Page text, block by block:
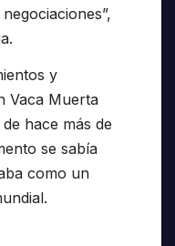
y
Vaca Muerta
hace más de
se sabía
como un